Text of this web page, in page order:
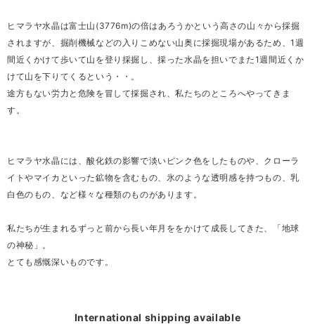
ヒマラヤ水晶は富士山(3776m)の倍はあろうかという高さの山々から採掘
されますが、掘削機械などの入りこめない山奥に採掘現場があるため、1週
間近くかけて歩いて山を登り採掘し、採った水晶を担いでまた1週間近くか
けて山を下りてくるという・・。
途方もない労力と危険を冒して採掘され、私たちのところへやってきま
す。
ヒマラヤ水晶には、酸化鉄の影響で淡いピンク色をしたものや、クローラ
イトやマイカといった鉱物を含むもの、氷のような透明感を持つもの、乳
白色のもの、など様々な種類のものがあります。
私たちが生まれるずっと前から長い年月ををかけて成長してきた、「地球
の神秘」。
とても感慨深いものです。
International shipping available